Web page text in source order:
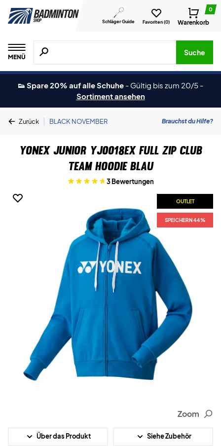
Schläger Guide Favoriten (0)
0
Warenkorb
MENÜ
Suche nach Produkten, Marken usw.
Suche
👟 Spare 20% auf alle Schuhe - Gültig bis zum 20/5 -
Sortiment ansehen
Zurück | BLACK NOVEMBER Brauchst du Hilfe?
Yonex Junior YJ0018EX Full Zip Club
Team Hoodie blau
3 Bewertungen
OUTLET
SPEICHERN 44%
Zoom
Über das Produkt Siehe Zubehör